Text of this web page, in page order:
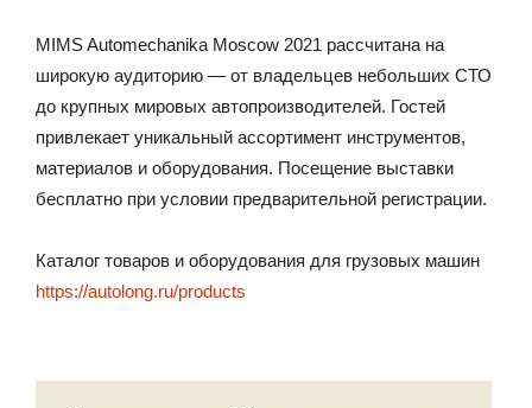
MIMS Automechanika Moscow 2021 рассчитана на
широкую аудиторию — от владельцев небольших СТО
до крупных мировых автопроизводителей. Гостей
привлекает уникальный ассортимент инструментов,
материалов и оборудования. Посещение выставки
бесплатно при условии предварительной регистрации.
Каталог товаров и оборудования для грузовых машин
https://autolong.ru/products